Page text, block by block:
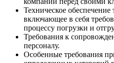
Техническое обеспечение
включающее в себя
процессу погрузки и
Требования к
персоналу.
Особенные требования